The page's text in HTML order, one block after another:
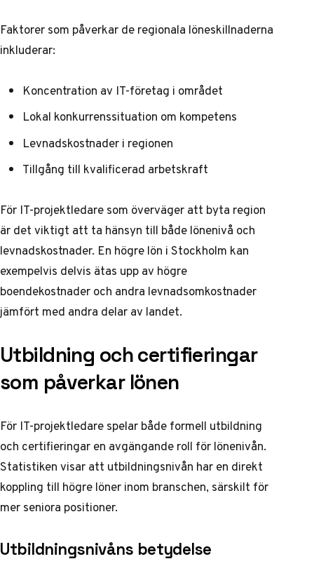
Faktorer som påverkar de regionala löneskillnaderna
inkluderar:
Koncentration av IT-företag i området
Lokal konkurrenssituation om kompetens
Levnadskostnader i regionen
Tillgång till kvalificerad arbetskraft
För IT-projektledare som överväger att byta region
är det viktigt att ta hänsyn till både lönenivå och
levnadskostnader. En högre lön i Stockholm kan
exempelvis delvis ätas upp av högre
boendekostnader och andra levnadsomkostnader
jämfört med andra delar av landet.
Utbildning och certifieringar
som påverkar lönen
För IT-projektledare spelar både formell utbildning
och certifieringar en avgängande roll för lönenivån.
Statistiken visar att utbildningsnivån har en direkt
koppling till högre löner inom branschen, särskilt för
mer seniora positioner.
Utbildningsnivåns betydelse